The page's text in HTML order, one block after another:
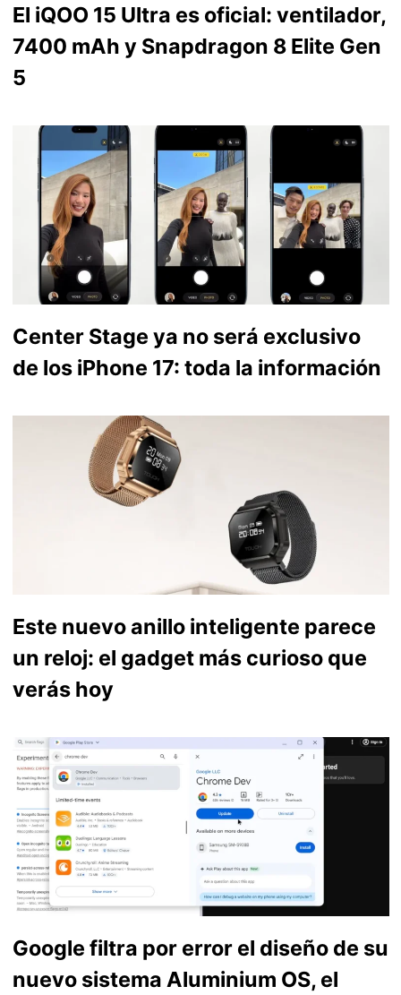
El iQOO 15 Ultra es oficial: ventilador,
7400 mAh y Snapdragon 8 Elite Gen
5
Center Stage ya no será exclusivo
de los iPhone 17: toda la información
Este nuevo anillo inteligente parece
un reloj: el gadget más curioso que
verás hoy
Google filtra por error el diseño de su
nuevo sistema Aluminium OS, el